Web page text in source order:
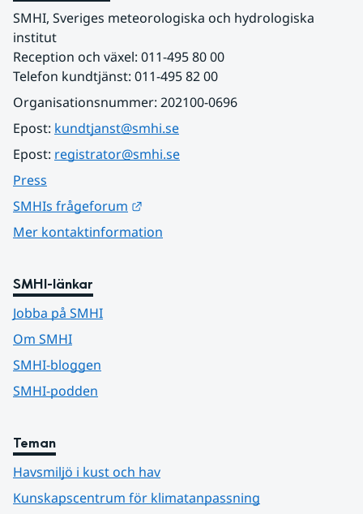
SMHI, Sveriges meteorologiska och hydrologiska
institut
Reception och växel: 011-495 80 00
Telefon kundtjänst: 011-495 82 00
Organisationsnummer: 202100-0696
Epost: kundtjanst@smhi.se
Epost: registrator@smhi.se
Press
SMHIs frågeforum
Mer kontaktinformation
SMHI-länkar
Jobba på SMHI
Om SMHI
SMHI-bloggen
SMHI-podden
Teman
Havsmiljö i kust och hav
Kunskapscentrum för klimatanpassning